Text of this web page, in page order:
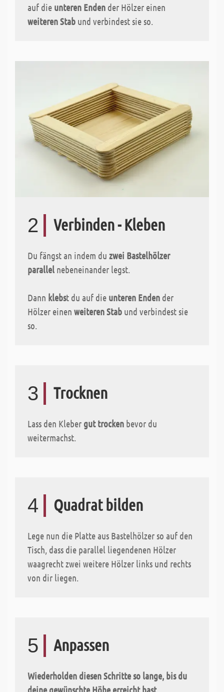
auf die unteren Enden der Hölzer einen
weiteren Stab und verbindest sie so.
2 Verbinden - Kleben
Du fängst an indem du zwei Bastelhölzer
parallel nebeneinander legst.
Dann klebst du auf die unteren Enden der
Hölzer einen weiteren Stab und verbindest sie
so.
3 Trocknen
Lass den Kleber gut trocken bevor du
weitermachst.
4 Quadrat bilden
Lege nun die Platte aus Bastelhölzer so auf den
Tisch, dass die parallel liegendenen Hölzer
waagrecht zwei weitere Hölzer links und rechts
von dir liegen.
5 Anpassen
Wiederholden diesen Schritte so lange, bis du